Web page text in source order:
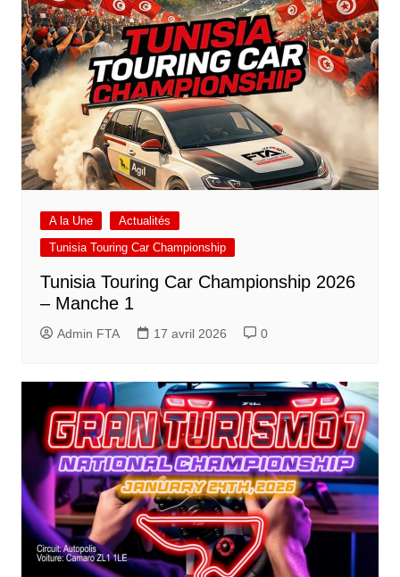
A la Une
Actualités
Tunisia Touring Car Championship
Tunisia Touring Car Championship 2026
– Manche 1
Admin FTA 17 avril 2026 0